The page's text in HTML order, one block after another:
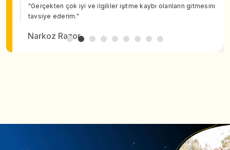
"Gerçekten çok iyi ve ilgililer işitme kaybı olanların gitmesini
tavsiye ederim."
Narkoz Razor